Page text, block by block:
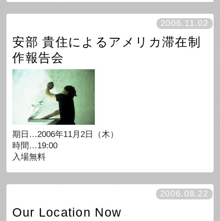
2006.11.02
安部 貴住によるアメリカ滞在制
作報告会
期日…2006年11月2日（木）
時間…19:00
入場無料
2006.08.22
Our Location Now